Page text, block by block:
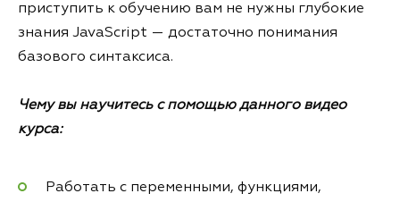
приступить к обучению вам не нужны глубокие
знания JavaScript — достаточно понимания
базового синтаксиса.
Чему вы научитесь с помощью данного видео
курса:
Работать с переменными, функциями,